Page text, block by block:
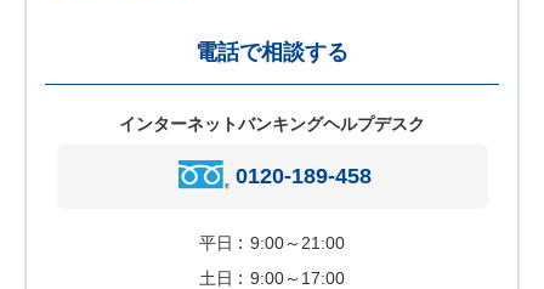
電話で相談する
インターネットバンキングヘルプデスク
0120-189-458
平日
9:00～21:00
土日
9:00～17:00